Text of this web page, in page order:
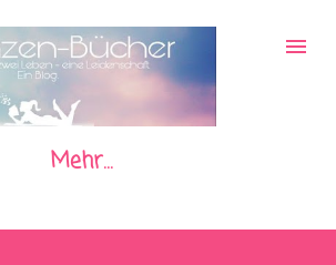
Direkt zum Hauptbereich
Mehr…